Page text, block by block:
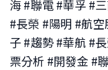
海 #聯電 #華孚 #
#長榮 #陽明 #航
子 #趨勢 #華航 #
票分析 #開發金 #